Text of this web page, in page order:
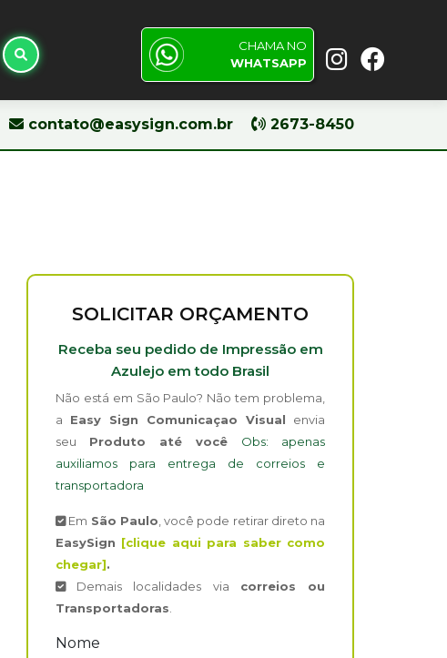
Pesquisar
CHAMA NO
WHATSAPP
contato@easysign.com.br 2673-8450
SOLICITAR ORÇAMENTO
Receba seu pedido de Impressão em
Azulejo em todo Brasil
Não está em São Paulo? Não tem problema,
a Easy Sign Comunicaçao Visual envia
seu Produto até você Obs: apenas
auxiliamos para entrega de correios e
transportadora
Em São Paulo , você pode retirar direto na
EasySign [clique aqui para saber como
chegar].
Demais localidades via correios ou
Transportadoras
Nome